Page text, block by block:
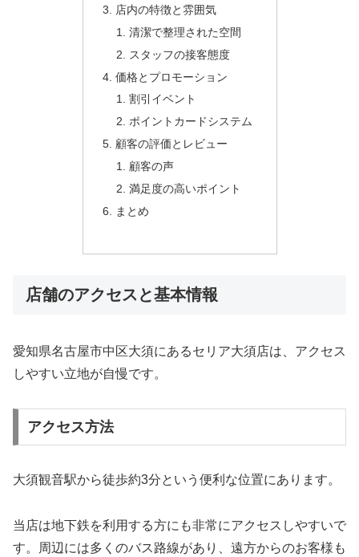
店内の特徴と雰囲気
清潔で整理された空間
スタッフの接客態度
価格とプロモーション
割引イベント
ポイントカードシステム
顧客の評価とレビュー
顧客の声
満足度の高いポイント
まとめ
店舗のアクセスと基本情報
愛知県名古屋市中区大須にあるセリア大須店は、アクセス
しやすい立地が自慢です。
アクセス方法
大須観音駅から徒歩約3分という便利な位置にあります。
当店は地下鉄を利用する方にも非常にアクセスしやすいで
す。周辺には多くのバス路線があり、遠方からのお客様も